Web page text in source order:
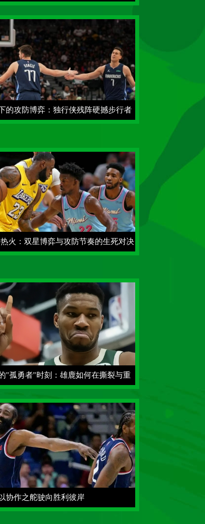
的攻防博弈：独行侠残阵硬撼步行者
火：双星博弈与攻防节奏的生死对决
"孤勇者"时刻：雄鹿如何在撕裂与重
协作之舵驶向胜利彼岸